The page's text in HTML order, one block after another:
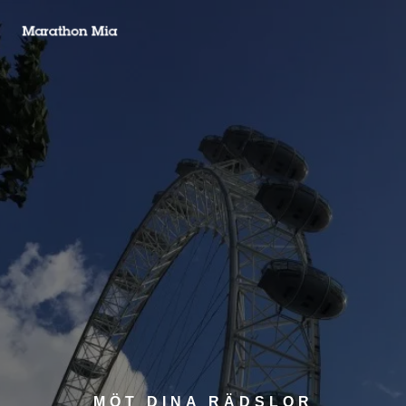
MÖT DINA RÄDSLOR